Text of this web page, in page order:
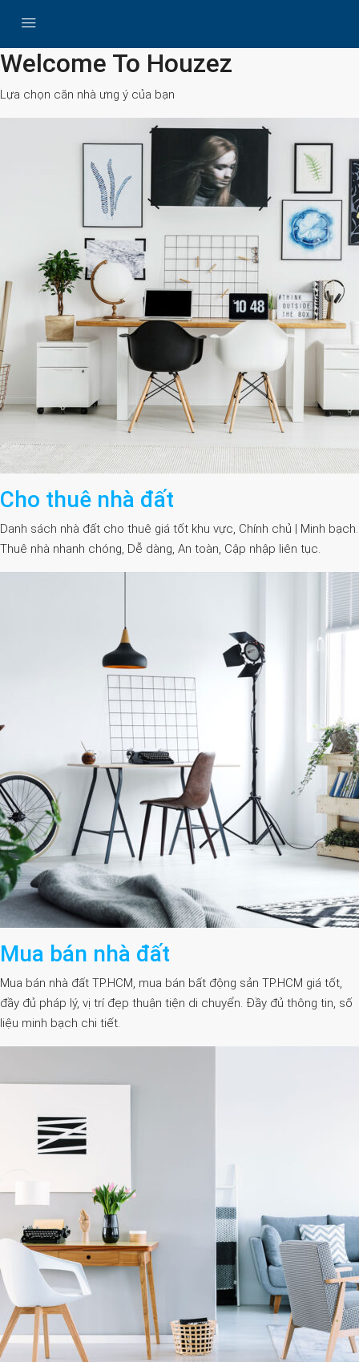
Search
Welcome To Houzez
Lựa chọn căn nhà ưng ý của bạn
Cho thuê nhà đất
Danh sách nhà đất cho thuê giá tốt khu vực, Chính chủ | Minh bạch.
Thuê nhà nhanh chóng, Dễ dàng, An toàn, Cập nhập liên tục.
Mua bán nhà đất
Mua bán nhà đất TP.HCM, mua bán bất động sản TP.HCM giá tốt,
đầy đủ pháp lý, vị trí đẹp thuận tiện di chuyển. Đầy đủ thông tin, số
liệu minh bạch chi tiết.